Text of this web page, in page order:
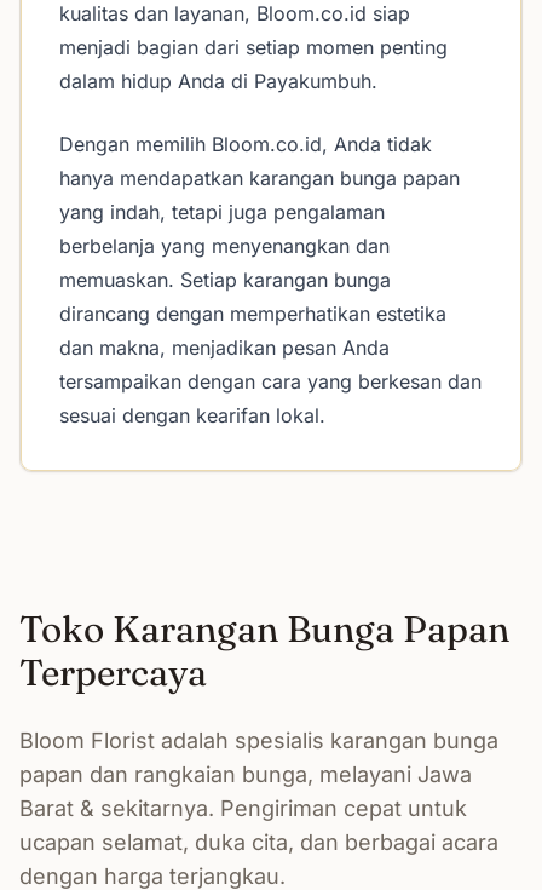
kualitas dan layanan, Bloom.co.id siap
menjadi bagian dari setiap momen penting
dalam hidup Anda di Payakumbuh.
Dengan memilih Bloom.co.id, Anda tidak
hanya mendapatkan karangan bunga papan
yang indah, tetapi juga pengalaman
berbelanja yang menyenangkan dan
memuaskan. Setiap karangan bunga
dirancang dengan memperhatikan estetika
dan makna, menjadikan pesan Anda
tersampaikan dengan cara yang berkesan dan
sesuai dengan kearifan lokal.
Toko Karangan Bunga Papan
Terpercaya
Bloom Florist adalah spesialis karangan bunga
papan dan rangkaian bunga, melayani Jawa
Barat & sekitarnya. Pengiriman cepat untuk
ucapan selamat, duka cita, dan berbagai acara
dengan harga terjangkau.